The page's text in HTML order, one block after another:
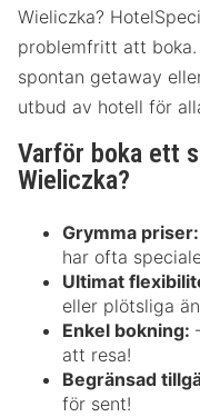
Wieliczka?
problemfritt att
spontan getaway
utbud av hotell för
Varför boka ett
Wieliczka?
Grymma priser:
har ofta
Ultimat
eller plötsliga
Enkel bokning:
att resa!
Begränsad
för sent!